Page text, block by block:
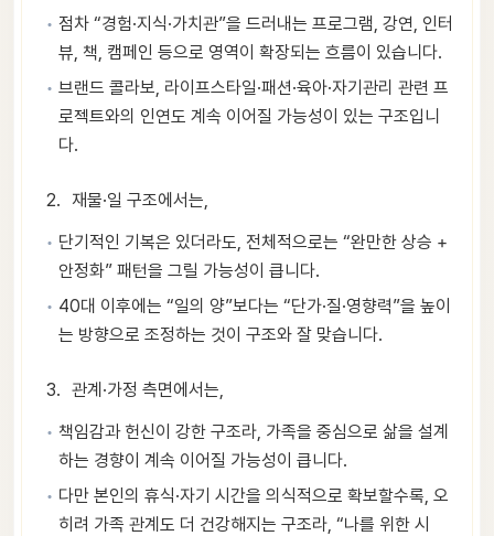
점차 “경험·지식·가치관”을 드러내는 프로그램, 강연, 인터
뷰, 책, 캠페인 등으로 영역이 확장되는 흐름이 있습니다.
브랜드 콜라보, 라이프스타일·패션·육아·자기관리 관련 프
로젝트와의 인연도 계속 이어질 가능성이 있는 구조입니
다.
재물·일 구조에서는,
단기적인 기복은 있더라도, 전체적으로는 “완만한 상승 +
안정화” 패턴을 그릴 가능성이 큽니다.
40대 이후에는 “일의 양”보다는 “단가·질·영향력”을 높이
는 방향으로 조정하는 것이 구조와 잘 맞습니다.
관계·가정 측면에서는,
책임감과 헌신이 강한 구조라, 가족을 중심으로 삶을 설계
하는 경향이 계속 이어질 가능성이 큽니다.
다만 본인의 휴식·자기 시간을 의식적으로 확보할수록, 오
히려 가족 관계도 더 건강해지는 구조라, “나를 위한 시